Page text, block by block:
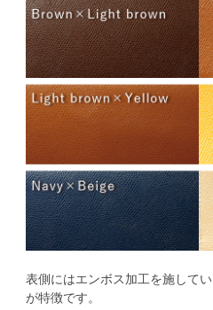
表側にはエンボス加工を施して
が特徴です。